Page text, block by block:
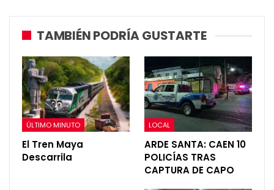
TAMBIÉN PODRÍA GUSTARTE
ÚLTIMO MINUTO
El Tren Maya
Descarrila
LOCAL
ARDE SANTA: CAEN 10
POLICÍAS TRAS
CAPTURA DE CAPO